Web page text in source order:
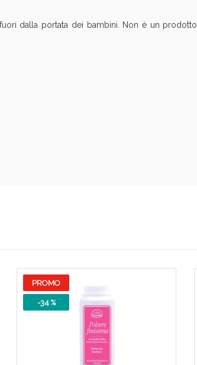
dalla portata dei bambini. Non è un
PROMO
-34 %
fino al 40% valido oggi!